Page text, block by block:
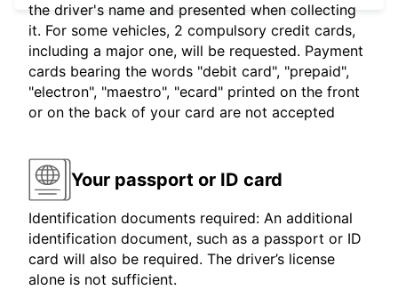
the driver's name and presented when collecting
it. For some vehicles, 2 compulsory credit cards,
including a major one, will be requested. Payment
cards bearing the words "debit card", "prepaid",
"electron", "maestro", "ecard" printed on the front
or on the back of your card are not accepted
Your passport or ID card
Identification documents required: An additional
identification document, such as a passport or ID
card will also be required. The driver’s license
alone is not sufficient.